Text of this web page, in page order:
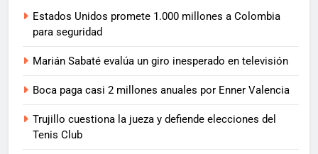
Estados Unidos promete 1.000 millones a Colombia
para seguridad
Marián Sabaté evalúa un giro inesperado en televisión
Boca paga casi 2 millones anuales por Enner Valencia
Trujillo cuestiona la jueza y defiende elecciones del
Tenis Club